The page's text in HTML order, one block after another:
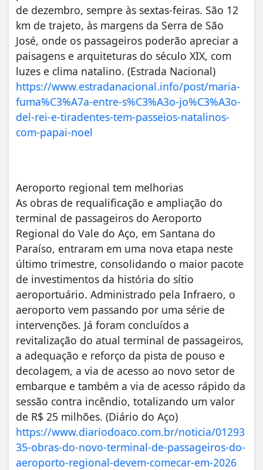
de dezembro, sempre às sextas-feiras. São 12
km de trajeto, às margens da Serra de São
José, onde os passageiros poderão apreciar a
paisagens e arquiteturas do século XIX, com
luzes e clima natalino. (Estrada Nacional)
https://www.estradanacional.info/post/maria-
fuma%C3%A7a-entre-s%C3%A3o-jo%C3%A3o-
del-rei-e-tiradentes-tem-passeios-natalinos-
com-papai-noel
Aeroporto regional tem melhorias
As obras de requalificação e ampliação do
terminal de passageiros do Aeroporto
Regional do Vale do Aço, em Santana do
Paraíso, entraram em uma nova etapa neste
último trimestre, consolidando o maior pacote
de investimentos da história do sítio
aeroportuário. Administrado pela Infraero, o
aeroporto vem passando por uma série de
intervenções. Já foram concluídos a
revitalização do atual terminal de passageiros,
a adequação e reforço da pista de pouso e
decolagem, a via de acesso ao novo setor de
embarque e também a via de acesso rápido da
sessão contra incêndio, totalizando um valor
de R$ 25 milhões. (Diário do Aço)
https://www.diariodoaco.com.br/noticia/01293
35-obras-do-novo-terminal-de-passageiros-do-
aeroporto-regional-devem-comecar-em-2026